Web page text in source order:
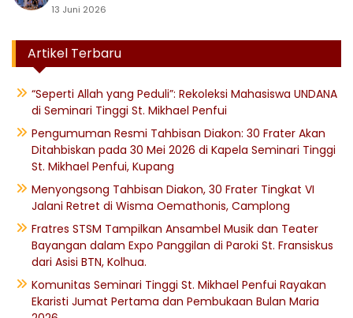
13 Juni 2026
Artikel Terbaru
“Seperti Allah yang Peduli”: Rekoleksi Mahasiswa UNDANA
di Seminari Tinggi St. Mikhael Penfui
Pengumuman Resmi Tahbisan Diakon: 30 Frater Akan
Ditahbiskan pada 30 Mei 2026 di Kapela Seminari Tinggi
St. Mikhael Penfui, Kupang
Menyongsong Tahbisan Diakon, 30 Frater Tingkat VI
Jalani Retret di Wisma Oemathonis, Camplong
Fratres STSM Tampilkan Ansambel Musik dan Teater
Bayangan dalam Expo Panggilan di Paroki St. Fransiskus
dari Asisi BTN, Kolhua.
Komunitas Seminari Tinggi St. Mikhael Penfui Rayakan
Ekaristi Jumat Pertama dan Pembukaan Bulan Maria